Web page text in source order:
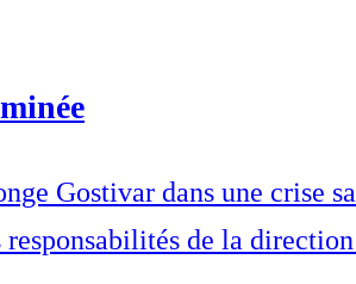
Gostivar dans une crise
de la